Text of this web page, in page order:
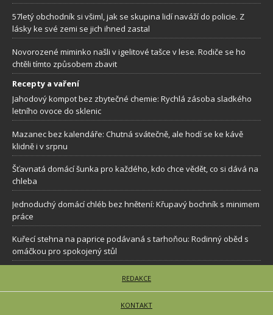
57letý obchodník si všiml, jak se skupina lidí naváží do policie. Z
lásky ke své zemi se jich ihned zastal
Novorozené miminko našli v igelitové tašce v lese. Rodiče se ho
chtěli tímto způsobem zbavit
Recepty a vaření
Jahodový kompot bez zbytečné chemie: Rychlá zásoba sladkého
letního ovoce do sklenic
Mazanec bez kalendáře: Chutná svátečně, ale hodí se ke kávě
klidně i v srpnu
Šťavnatá domácí šunka pro každého, kdo chce vědět, co si dává na
chleba
Jednoduchý domácí chléb bez hnětení: Křupavý bochník s minimem
práce
Kuřecí stehna na paprice podávaná s tarhoňou: Rodinný oběd s
omáčkou pro spokojený stůl
REDAKCE
KONTAKT